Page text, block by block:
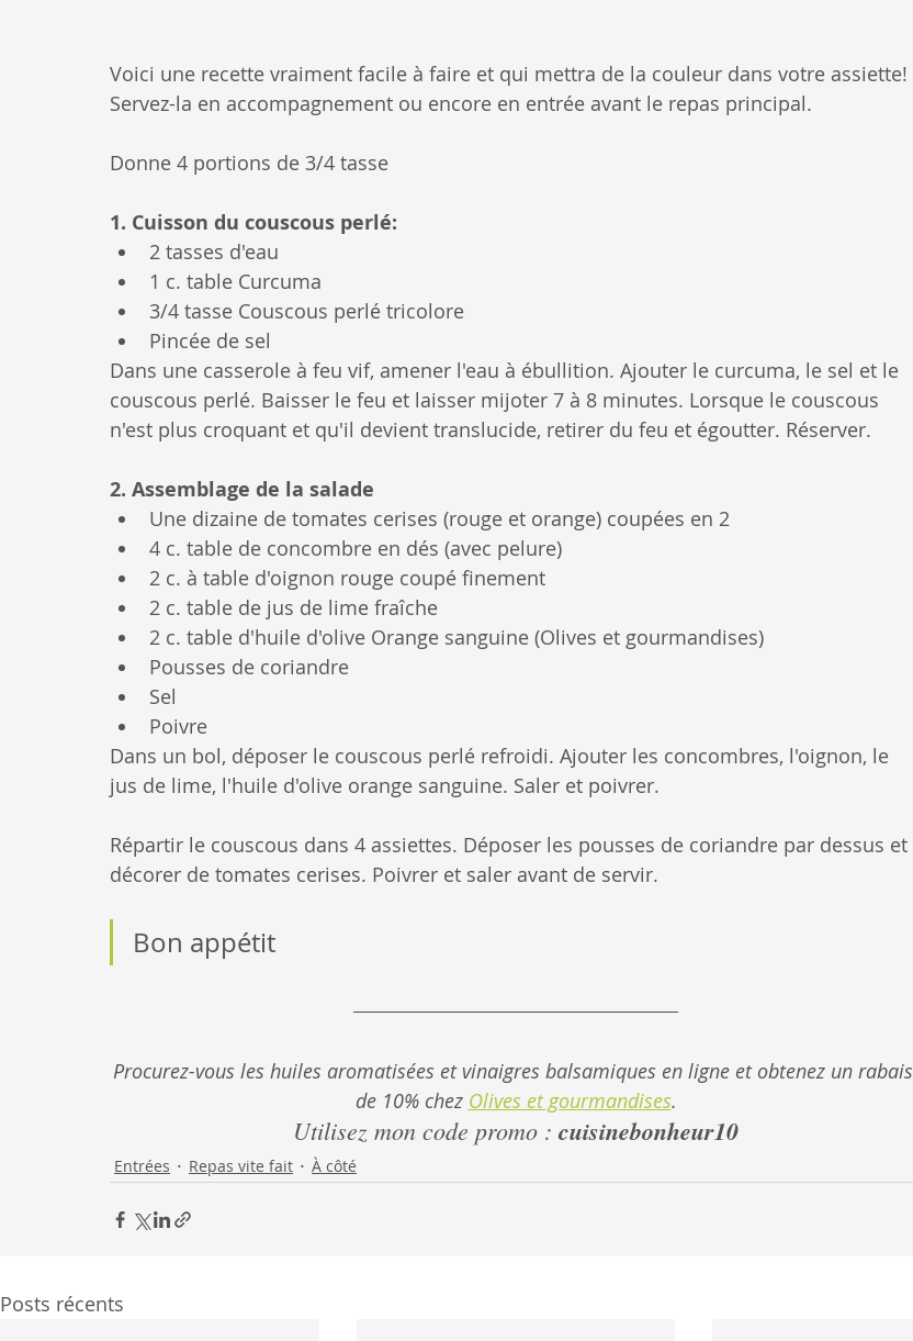
Voici une recette vraiment facile à faire et qui mettra de la couleur dans votre assiette!
Servez-la en accompagnement ou encore en entrée avant le repas principal.
Donne 4 portions de 3/4 tasse
1. Cuisson du couscous perlé:
2 tasses d'eau
1 c. table Curcuma
3/4 tasse Couscous perlé tricolore
Pincée de sel
Dans une casserole à feu vif, amener l'eau à ébullition. Ajouter le curcuma, le sel et le
couscous perlé. Baisser le feu et laisser mijoter 7 à 8 minutes. Lorsque le couscous
n'est plus croquant et qu'il devient translucide, retirer du feu et égoutter. Réserver.
2. Assemblage de la salade
Une dizaine de tomates cerises (rouge et orange) coupées en 2
4 c. table de concombre en dés (avec pelure)
2 c. à table d'oignon rouge coupé finement
2 c. table de jus de lime fraîche
2 c. table d'huile d'olive Orange sanguine (Olives et gourmandises)
Pousses de coriandre
Sel
Poivre
Dans un bol, déposer le couscous perlé refroidi. Ajouter les concombres, l'oignon, le
jus de lime, l'huile d'olive orange sanguine. Saler et poivrer.
Répartir le couscous dans 4 assiettes. Déposer les pousses de coriandre par dessus et
décorer de tomates cerises. Poivrer et saler avant de servir.
Bon appétit
Procurez-vous les huiles aromatisées et vinaigres balsamiques en ligne et obtenez un rabais
de 10% chez Olives et gourmandises.
Utilisez mon code promo : cuisinebonheur10
Entrées Repas vite fait À côté
Posts récents